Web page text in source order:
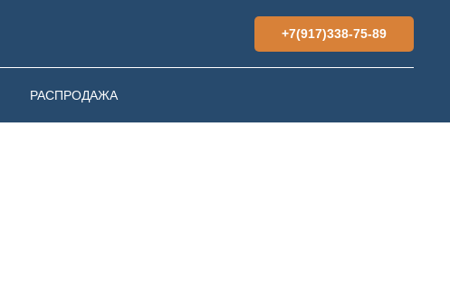
+7(917)338-75-89
РАСПРОДАЖА